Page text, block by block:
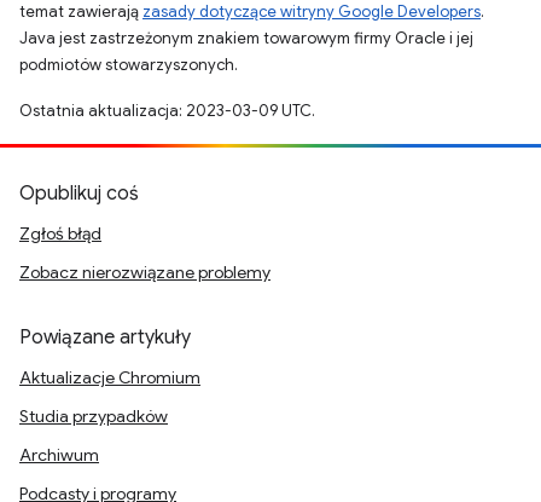
temat zawierają zasady dotyczące witryny Google Developers.
Java jest zastrzeżonym znakiem towarowym firmy Oracle i jej
podmiotów stowarzyszonych.
Ostatnia aktualizacja: 2023-03-09 UTC.
Opublikuj coś
Zgłoś błąd
Zobacz nierozwiązane problemy
Powiązane artykuły
Aktualizacje Chromium
Studia przypadków
Archiwum
Podcasty i programy